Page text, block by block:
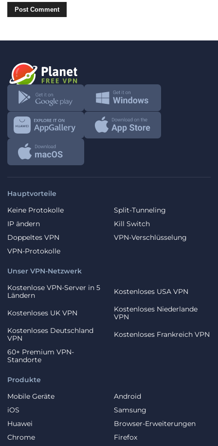
Hauptvorteile
Keine Protokolle
Split-Tunneling
IP ändern
Kill Switch
Doppeltes VPN
VPN-Verschlüsselung
VPN-Protokolle
Produkte
Mobile Geräte
Android
iOS
Samsung
Huawei
Browser-Erweiterungen
Chrome
Firefox
Unser VPN-Netzwerk
Kostenlose VPN-Server in 5
Ländern
Kostenloses USA VPN
Kostenloses UK VPN
Kostenloses Niederlande
VPN
Kostenloses Deutschland
VPN
Kostenloses Frankreich VPN
60+ Premium VPN-
Standorte